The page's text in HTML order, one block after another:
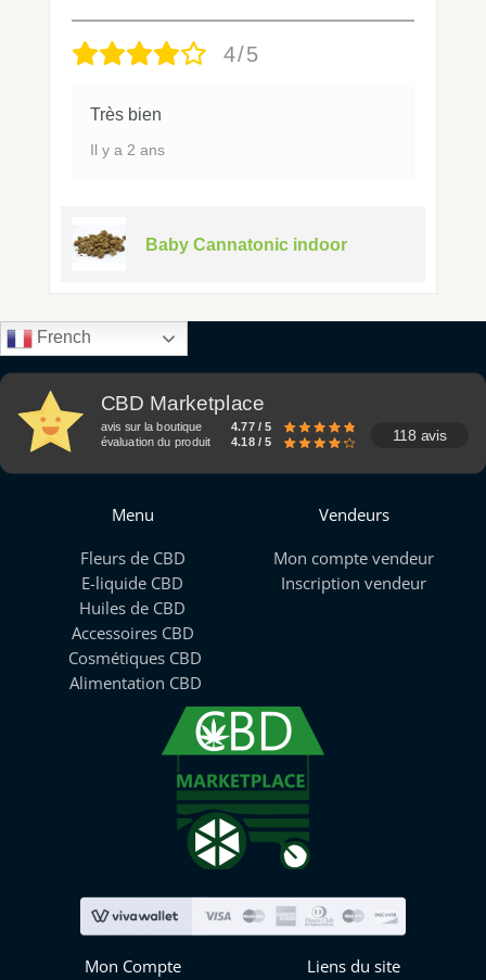
4/5
Très bien
Il y a 2 ans
Baby Cannatonic indoor
French
CBD Marketplace
avis sur la boutique
4.77 / 5
évaluation du produit
4.18 / 5 118 avis
Menu
Fleurs de CBD
E-liquide CBD
Huiles de CBD
Accessoires CBD
Cosmétiques CBD
Alimentation CBD
Vendeurs
Mon compte vendeur
Inscription vendeur
Mon Compte Liens du site